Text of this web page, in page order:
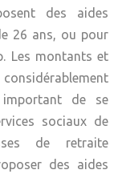
des aides
26 ans, ou pour
Les montants et
de se
sociaux de
de retraite
des aides